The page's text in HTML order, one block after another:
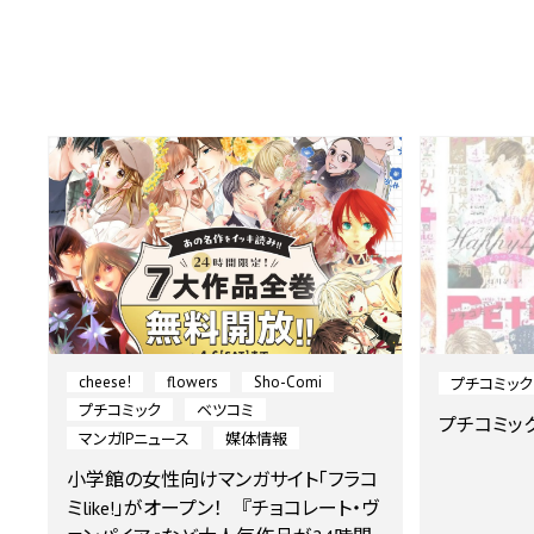
cheese! flowers
Sho-Comi
プチコミック
ベツコミ
マンガIPニュース
媒体情報
小学館の女性向けマンガサイト「フラコ
ミlike!」がオープン！ 『チョコレート・ヴ
プチコミック
プチコミッ